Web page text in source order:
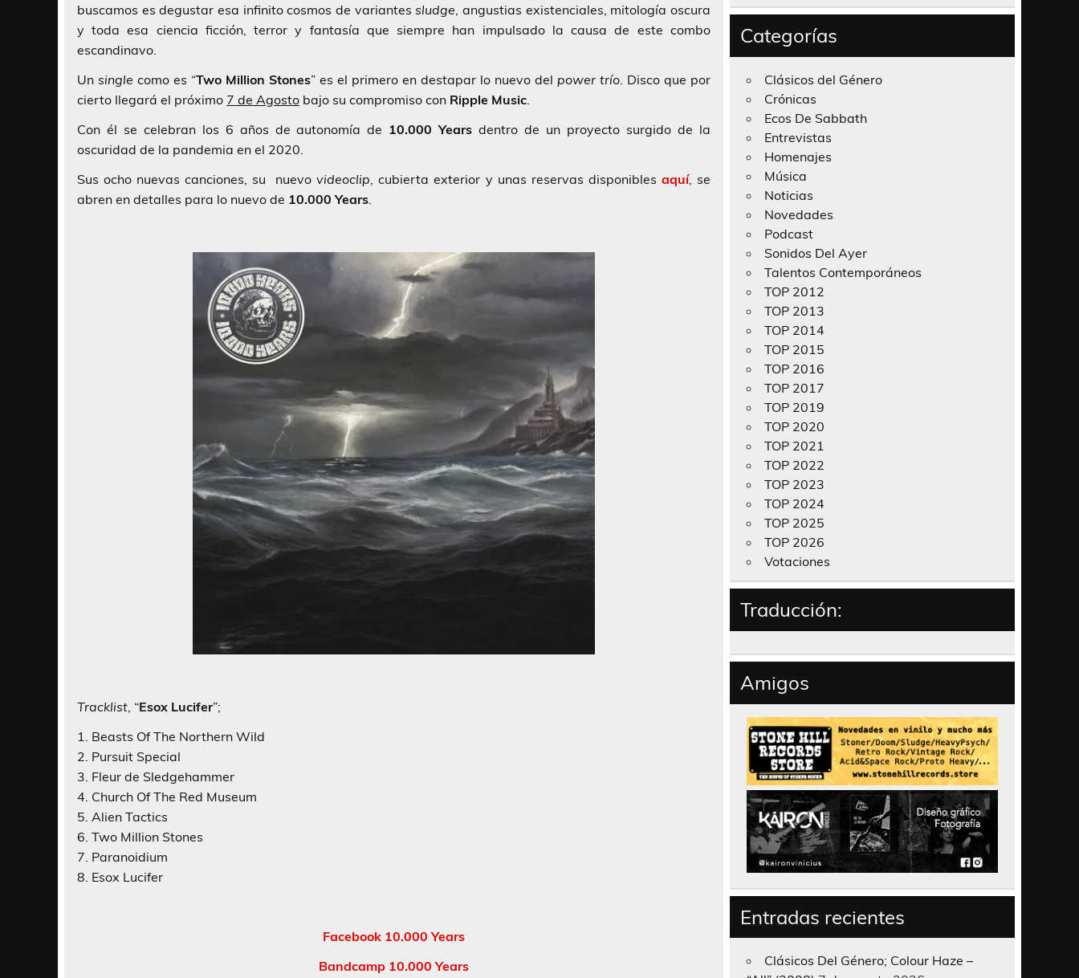
buscamos es degustar esa infinito cosmos de variantessludge , angustias existenciales, mitología oscura
y toda esa ciencia ficción, terror y fantasía que siempre han impulsado la causa de este combo
escandinavo.
Un single como es “Two Million Stones” es el primero en destapar lo nuevo del power trío. Disco que por
cierto llegará el próximo 7 de Agosto bajo su compromiso con Ripple Music
Con él se celebran los 6 años de autonomía de 10.000 Years dentro de un proyecto surgido de la
oscuridad de la pandemia en el 2020.
Sus ocho nuevas canciones, su nuevovideoclip , cubierta exterior y unas reservas disponibles aquí, se
abren en detalles para lo nuevo de 10.000 Years
Tracklist , “Esox Lucifer”;
1. Beasts Of The Northern Wild
2. Pursuit Special
3. Fleur de Sledgehammer
4. Church Of The Red Museum
5. Alien Tactics
6. Two Million Stones
7. Paranoidium
8. Esox Lucifer
Facebook 10.000 Years
Bandcamp 10.000 Years
Categorías
Clásicos del Género
Crónicas
Ecos De Sabbath
Entrevistas
Homenajes
Música
Noticias
Novedades
Podcast
Sonidos Del Ayer
Talentos Contemporáneos
TOP 2012
TOP 2013
TOP 2014
TOP 2015
TOP 2016
TOP 2017
TOP 2019
TOP 2020
TOP 2021
TOP 2022
TOP 2023
TOP 2024
TOP 2025
TOP 2026
Votaciones
Traducción:
Amigos
Entradas recientes
Clásicos Del Género; Colour Haze –